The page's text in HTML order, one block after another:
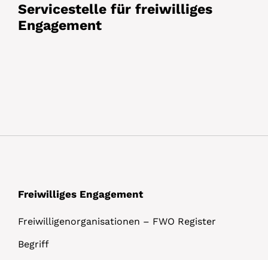
Servicestelle für freiwilliges
Engagement
Freiwilliges Engagement
Freiwilligenorganisationen – FWO Register
Begriff